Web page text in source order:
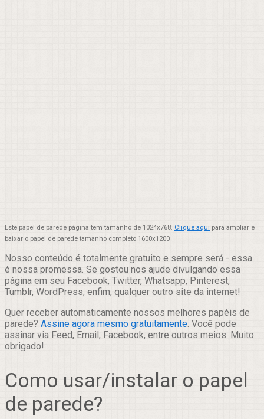
Este papel de parede página tem tamanho de 1024x768. Clique aqui para ampliar e
baixar o papel de parede tamanho completo 1600x1200
Nosso conteúdo é totalmente gratuito e sempre será - essa
é nossa promessa. Se gostou nos ajude divulgando essa
página em seu Facebook, Twitter, Whatsapp, Pinterest,
Tumblr, WordPress, enfim, qualquer outro site da internet!
Quer receber automaticamente nossos melhores papéis de
parede? Assine agora mesmo gratuitamente. Você pode
assinar via Feed, Email, Facebook, entre outros meios. Muito
obrigado!
Como usar/instalar o papel
de parede?